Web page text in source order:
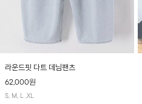
라운드핏 다트 데님팬츠
62,000원
S, M, L ,XL